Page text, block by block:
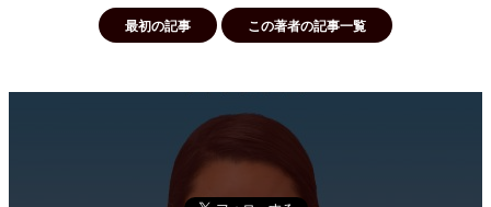
最初の記事 この著者の記事一覧